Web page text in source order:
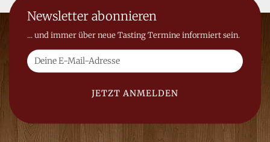
Newsletter abonnieren
... und immer über neue Tasting Termine informiert sein.